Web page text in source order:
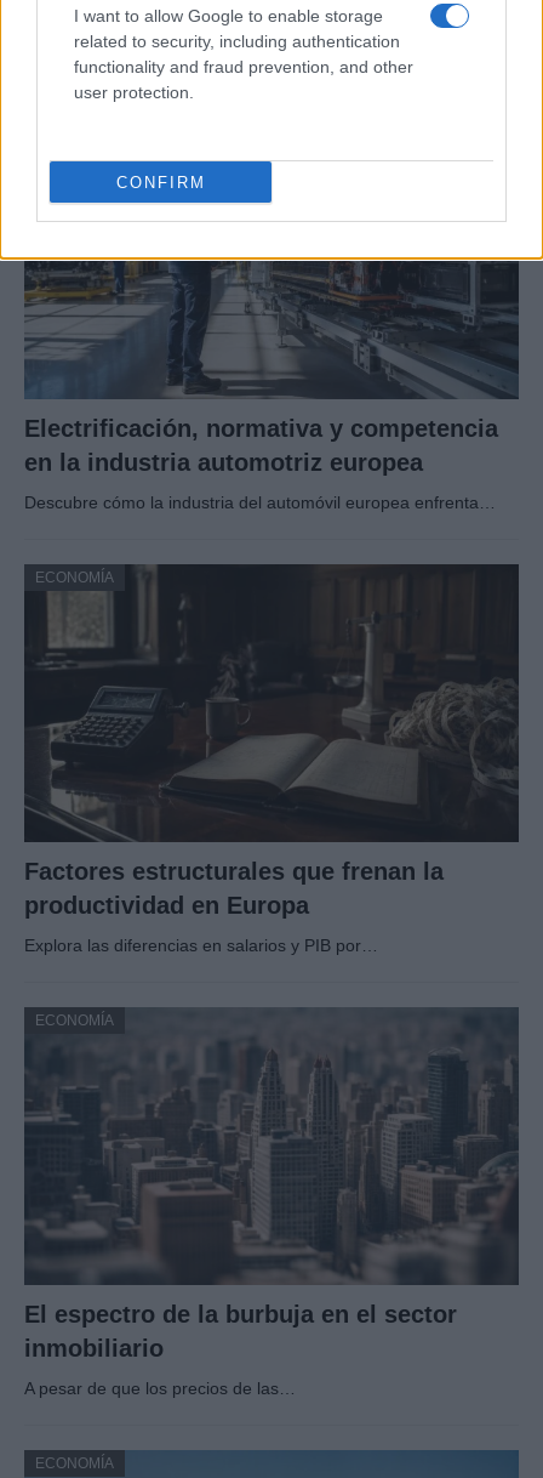
I want to allow Google to enable storage
related to security, including authentication
functionality and fraud prevention, and other
user protection.
CONFIRM
aeropuertos
Huelga de Groundforce en 12 aeropuertos; conoce quiénes…
Electrificación, normativa y competencia
en la industria automotriz europea
Descubre cómo la industria del automóvil europea enfrenta…
ECONOMÍA
Factores estructurales que frenan la
productividad en Europa
Explora las diferencias en salarios y PIB por…
ECONOMÍA
El espectro de la burbuja en el sector
inmobiliario
A pesar de que los precios de las…
ECONOMÍA